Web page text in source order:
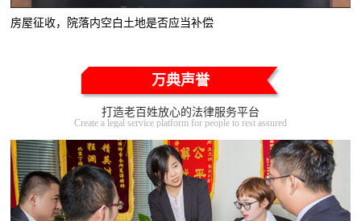
房屋征收，院落内空白土地是否应当补偿
万典声誉
打造老百姓放心的法律服务平台
Create a legal service platform for people to rest assured